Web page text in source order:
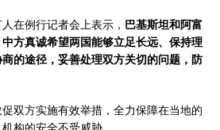
在例行记者会上表示， 巴基斯坦和阿富
方真诚希望两国能够立足长远、保持理
的途径，妥善处理双方关切的问题，防
双方实施有效举措，全力保障在当地的